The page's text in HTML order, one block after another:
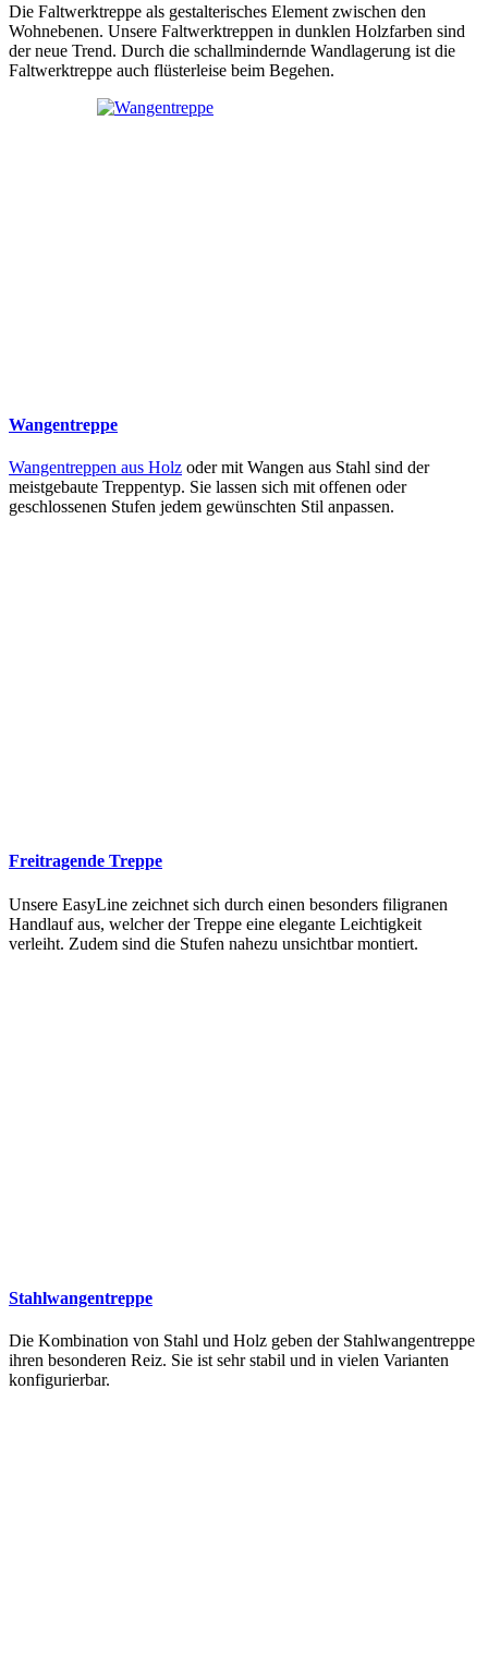
Die Faltwerktreppe als gestalterisches Element zwischen den
Wohnebenen. Unsere Faltwerktreppen in dunklen Holzfarben sind
der neue Trend. Durch die schallmindernde Wandlagerung ist die
Faltwerktreppe auch flüsterleise beim Begehen.
Wangentreppe
Wangentreppen aus Holz oder mit Wangen aus Stahl sind der
meistgebaute Treppentyp. Sie lassen sich mit offenen oder
geschlossenen Stufen jedem gewünschten Stil anpassen.
Freitragende Treppe
Unsere EasyLine zeichnet sich durch einen besonders filigranen
Handlauf aus, welcher der Treppe eine elegante Leichtigkeit
verleiht. Zudem sind die Stufen nahezu unsichtbar montiert.
Stahlwangentreppe
Die Kombination von Stahl und Holz geben der Stahlwangentreppe
ihren besonderen Reiz. Sie ist sehr stabil und in vielen Varianten
konfigurierbar.